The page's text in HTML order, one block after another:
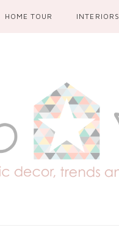
HOME TOUR INTERIORS